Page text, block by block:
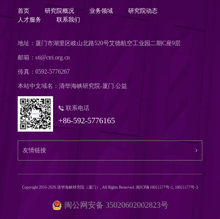
首页 研究院概况 业务领域
研究院动态
人才服务
联系我们
地址：厦门市湖里区岐山北路520号艾德航空工业园二期C座9层
邮箱：sti@ctri.org.cn
传真：0592-5776267
本站中文域名：清华海峡研究院-厦门.公益
联系电话
+86-592-5776165
Copyright 2016-2026 清华海峡研究院（厦门）, All Rights Reserved. 闽ICP备16011177号-1, 16011177号-3
闽公网安备 35020602002823号